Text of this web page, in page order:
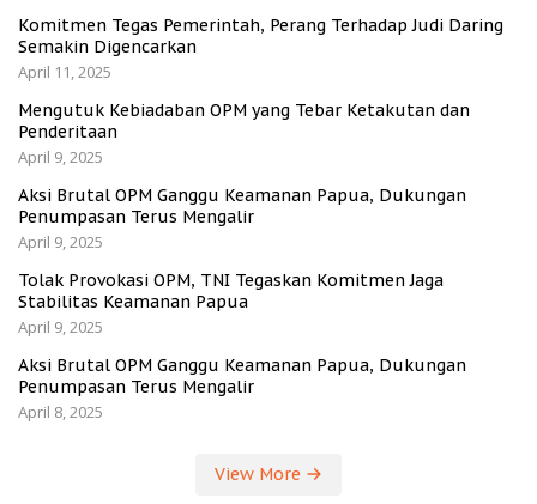
Komitmen Tegas Pemerintah, Perang Terhadap Judi Daring
Semakin Digencarkan
April 11, 2025
Mengutuk Kebiadaban OPM yang Tebar Ketakutan dan
Penderitaan
April 9, 2025
Aksi Brutal OPM Ganggu Keamanan Papua, Dukungan
Penumpasan Terus Mengalir
April 9, 2025
Tolak Provokasi OPM, TNI Tegaskan Komitmen Jaga
Stabilitas Keamanan Papua
April 9, 2025
Aksi Brutal OPM Ganggu Keamanan Papua, Dukungan
Penumpasan Terus Mengalir
April 8, 2025
View More